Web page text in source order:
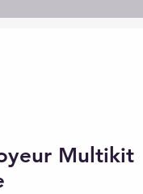
Multikit